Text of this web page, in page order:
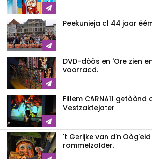
Peekunieja al 44 jaar
DVD-dòòs en 'Ore zien
voorraad.
Fillem CARNA11 getòònd
Vestzaktejater
't Gerijke van d'n
rommelzolder.